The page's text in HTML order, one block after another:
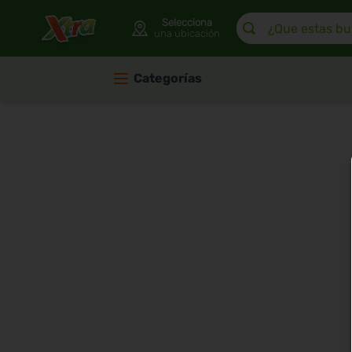
Selecciona
una ubicación
¿Que estas
Categorías